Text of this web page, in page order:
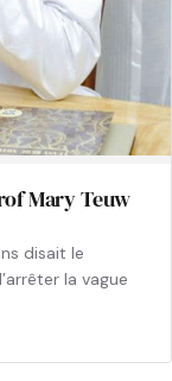
Mary Teuw
disait le
la vague